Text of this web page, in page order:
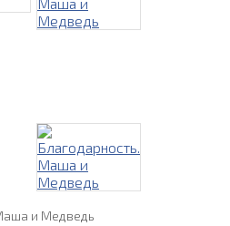
и Медведь